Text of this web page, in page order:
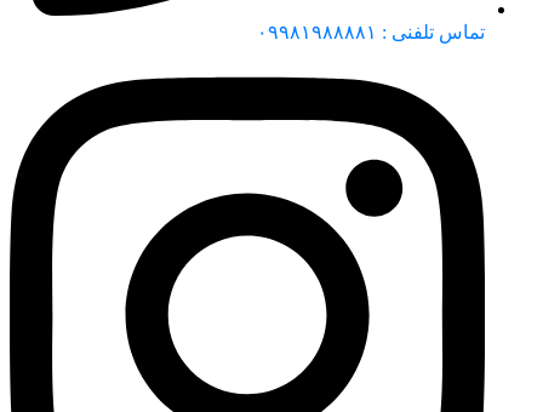
تماس تلفنی : ۰۹۹۸۱۹۸۸۸۸۱